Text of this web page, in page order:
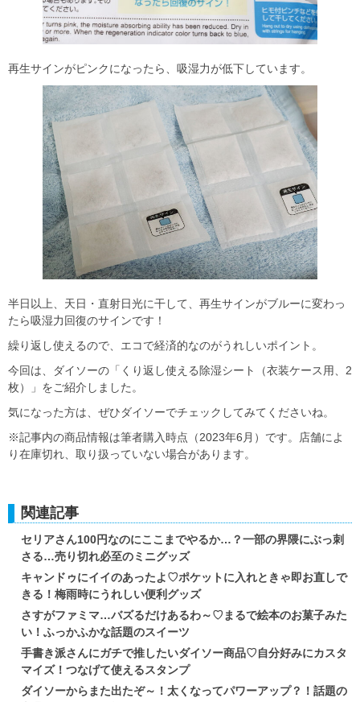
再生サインがピンクになったら、吸湿力が低下しています。
半日以上、天日・直射日光に干して、再生サインがブルーに変わっ
たら吸湿力回復のサインです！
繰り返し使えるので、エコで経済的なのがうれしいポイント。
今回は、ダイソーの「くり返し使える除湿シート（衣装ケース用、2
枚）」をご紹介しました。
気になった方は、ぜひダイソーでチェックしてみてくださいね。
※記事内の商品情報は筆者購入時点（2023年6月）です。店舗によ
り在庫切れ、取り扱っていない場合があります。
関連記事
セリアさん100円なのにここまでやるか…？一部の界隈にぶっ刺
さる…売り切れ必至のミニグッズ
キャンドゥにイイのあったよ♡ポケットに入れときゃ即お直しで
きる！梅雨時にうれしい便利グッズ
さすがファミマ…バズるだけあるわ～♡まるで絵本のお菓子みた
い！ふっかふかな話題のスイーツ
手書き派さんにガチで推したいダイソー商品♡自分好みにカスタ
マイズ！つなげて使えるスタンプ
ダイソーからまた出たぞ～！太くなってパワーアップ？！話題の